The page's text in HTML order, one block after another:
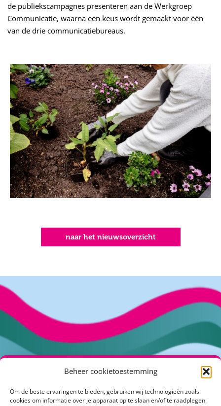
Beheer cookietoestemming
Om de beste ervaringen te bieden, gebruiken wij technologieën zoals
cookies om informatie over je apparaat op te slaan en/of te raadplegen.
de publiekscampagnes presenteren aan de Werkgroep
Communicatie, waarna een keus wordt gemaakt voor één
van de drie communicatiebureaus.
naar het nieuwsoverzicht
Kuipershof 2